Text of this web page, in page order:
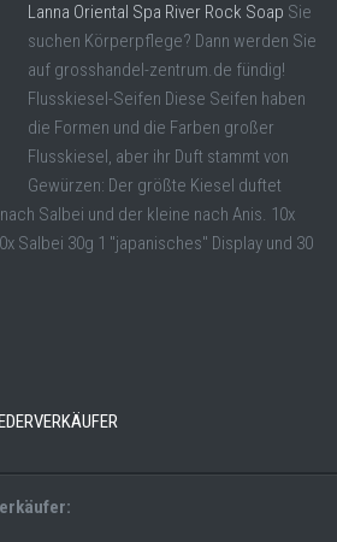
Lanna Oriental Spa River Rock Soap Sie
suchen Körperpflege? Dann werden Sie
auf grosshandel-zentrum.de fündig!
Flusskiesel-Seifen Diese Seifen haben
die Formen und die Farben großer
Flusskiesel, aber ihr Duft stammt von
Gewürzen: Der größte Kiesel duftet
Salbei und der kleine nach Anis. 10x
Salbei 30g 1 "japanisches" Display und 30